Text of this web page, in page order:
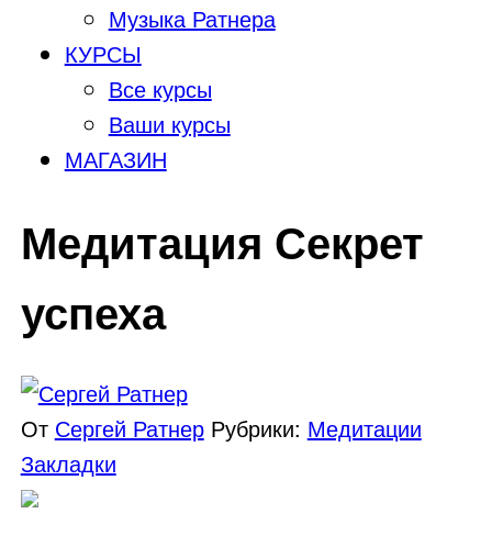
Музыка Ратнера
КУРСЫ
Все курсы
Ваши курсы
МАГАЗИН
Медитация Секрет
успеха
От Сергей Ратнер Рубрики: Медитации
Закладки